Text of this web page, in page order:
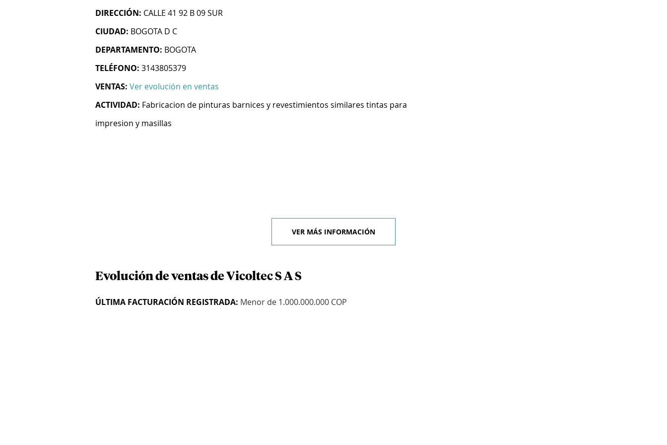
DIRECCIÓN: CALLE 41 92 B 09 SUR
CIUDAD: BOGOTA D C
DEPARTAMENTO: BOGOTA
TELÉFONO: 3143805379
VENTAS: Ver evolución en ventas
ACTIVIDAD: Fabricacion de pinturas barnices y revestimientos similares tintas para
impresion y masillas
VER MÁS INFORMACIÓN
Evolución de ventas de Vicoltec S A S
ÚLTIMA FACTURACIÓN REGISTRADA: Menor de 1.000.000.000 COP